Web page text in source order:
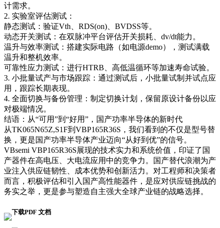
计需求。
2. 实验室评估测试：
静态测试：验证Vth、RDS(on)、BVDSS等。
动态开关测试：在双脉冲平台评估开关损耗、dv/dt能力。
温升与效率测试：搭建实际电路（如电源demo），测试满载
温升和整机效率。
可靠性应力测试：进行HTRB、高低温循环等加速寿命试验。
3. 小批量试产与市场跟踪：通过测试后，小批量试制并试点应
用，跟踪长期表现。
4. 全面切换与备份管理：制定切换计划，保留原设计备份以应
对极端情况。
结语：从“可用”到“好用”，国产功率半导体的新时代
从TK065N65Z,S1F到VBP165R36S，我们看到的不仅是型号替
换，更是国产功率半导体产业迈向“从好到优”的信号。
VBsemi VBP165R36S展现的技术实力和系统价值，印证了国
产器件在高电压、大电流应用中的竞争力。国产替代浪潮为产
业注入供应链韧性、成本优势和创新活力。对工程师和决策者
而言，积极评估和引入国产高性能器件，是应对供应链挑战的
务实之举，更是参与塑造自主强大全球产业链的战略选择。
下载PDF 文档